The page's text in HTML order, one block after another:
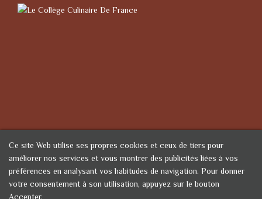
Ce site Web utilise ses propres cookies et ceux de tiers pour
améliorer nos services et vous montrer des publicités liées à vos
préférences en analysant vos habitudes de navigation. Pour donner
votre consentement à son utilisation, appuyez sur le bouton
Accepter.